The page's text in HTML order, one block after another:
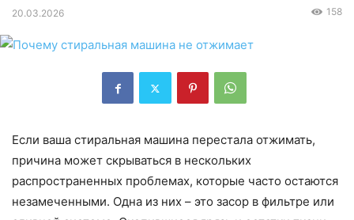
20.03.2026 158
Если ваша стиральная машина перестала отжимать,
причина может скрываться в нескольких
распространенных проблемах, которые часто остаются
незамеченными. Одна из них – это засор в фильтре или